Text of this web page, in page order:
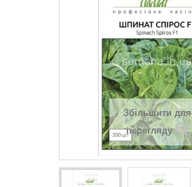
Збільшити для
перегляду